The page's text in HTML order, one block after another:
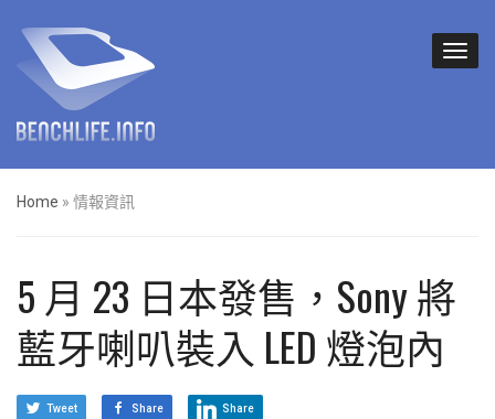
Home » 情報資訊
5 月 23 日本發售，Sony 將
藍牙喇叭裝入 LED 燈泡內
Tweet Share Share